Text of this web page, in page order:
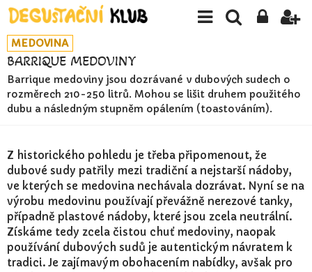
MEDOVINA
BARRIQUE MEDOVINY
Barrique medoviny jsou dozrávané v dubových sudech o
rozměrech 210-250 litrů. Mohou se lišit druhem použitého
dubu a následným stupněm opálením (toastováním).
Z historického pohledu je třeba připomenout, že
dubové sudy patřily mezi tradiční a nejstarší nádoby,
ve kterých se medovina nechávala dozrávat. Nyní se na
výrobu medovinu používají převážně nerezové tanky,
případně plastové nádoby, které jsou zcela neutrální.
Získáme tedy zcela čistou chuť medoviny, naopak
používání dubových sudů je autentickým návratem k
tradici. Je zajímavým obohacením nabídky, avšak pro